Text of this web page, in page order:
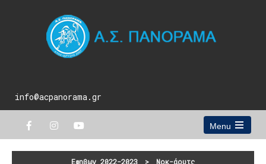
info@acpanorama.gr
Menu
Open
main
Εφηβων 2022-2023 > Νοκ-άουτς